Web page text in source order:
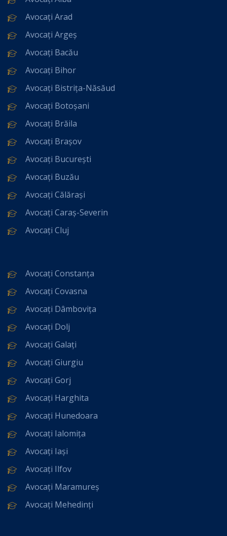
Avocați Arad
Avocați Argeș
Avocați Bacău
Avocați Bihor
Avocați Bistrița-Năsăud
Avocați Botoșani
Avocați Brăila
Avocați Brașov
Avocați București
Avocați Buzău
Avocați Călărași
Avocați Caraș-Severin
Avocați Cluj
Avocați Constanța
Avocați Covasna
Avocați Dâmbovița
Avocați Dolj
Avocați Galați
Avocați Giurgiu
Avocați Gorj
Avocați Harghita
Avocați Hunedoara
Avocați Ialomița
Avocați Iași
Avocați Ilfov
Avocați Maramureș
Avocați Mehedinți